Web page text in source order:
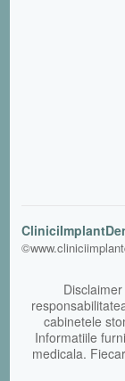
cabinetele
Informatiile
medicala.